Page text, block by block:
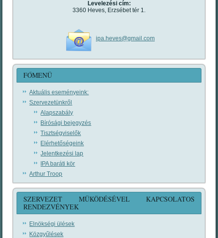
Levelezési cím:
3360 Heves, Erzsébet tér 1.
ipa.heves@gmail.com
FŐMENÜ
Aktuális eseményeink:
Szervezetünkről
Alapszabály
Bírósági bejegyzés
Tisztségviselők
Elérhetőségeink
Jelentkezési lap
IPA baráti kör
Arthur Troop
SZERVEZET MÜKÖDÉSÉVEL KAPCSOLATOS
RENDEZVÉNYEK
Elnökségi ülések
Közgyűlések